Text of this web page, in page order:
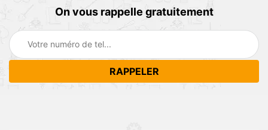
On vous rappelle gratuitement